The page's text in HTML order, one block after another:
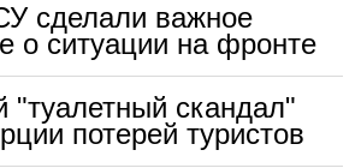
сделали важное
о ситуации на фронте
"туалетный скандал"
потерей туристов